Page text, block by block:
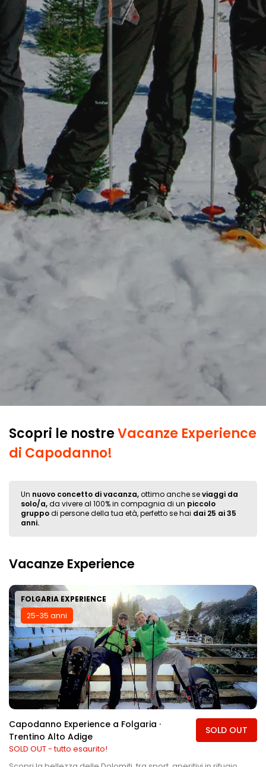
Scopri le nostreVacanze Experience
di Capodanno!
Un nuovo concetto di vacanza,ottimo anche seviaggi da
solo/a,da vivere al 100% in compagnia di un piccolo
gruppodi persone della tua età, perfetto se hai dai 25 ai 35
anni.
Vacanze Experience
FOLGARIA EXPERIENCE
25-35 anni
SOLD OUT
Capodanno Experience a Folgaria ·
Trentino Alto Adige
SOLD OUT - tutto esaurito!